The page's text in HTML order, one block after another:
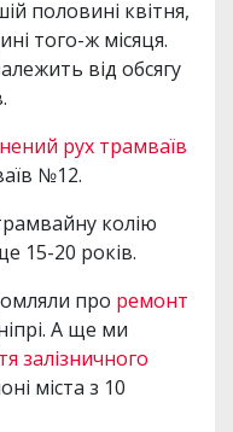
половині квітня,
того-ж місяця.
від обсягу
рух трамваїв
№12.
колію
15-20 років.
про ремонт
А ще ми
залізничного
міста з 10